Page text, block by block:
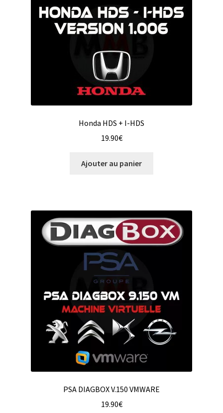
Honda HDS + I-HDS
19.90€
Ajouter au panier
PSA DIAGBOX V.150 VMWARE
19.90€